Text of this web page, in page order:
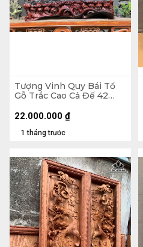
Tượng Vinh Quy Bái Tổ
Gỗ Trắc Cao Cả Đế 42
Không Đế 32
1 tháng trước
22.000.000 ₫